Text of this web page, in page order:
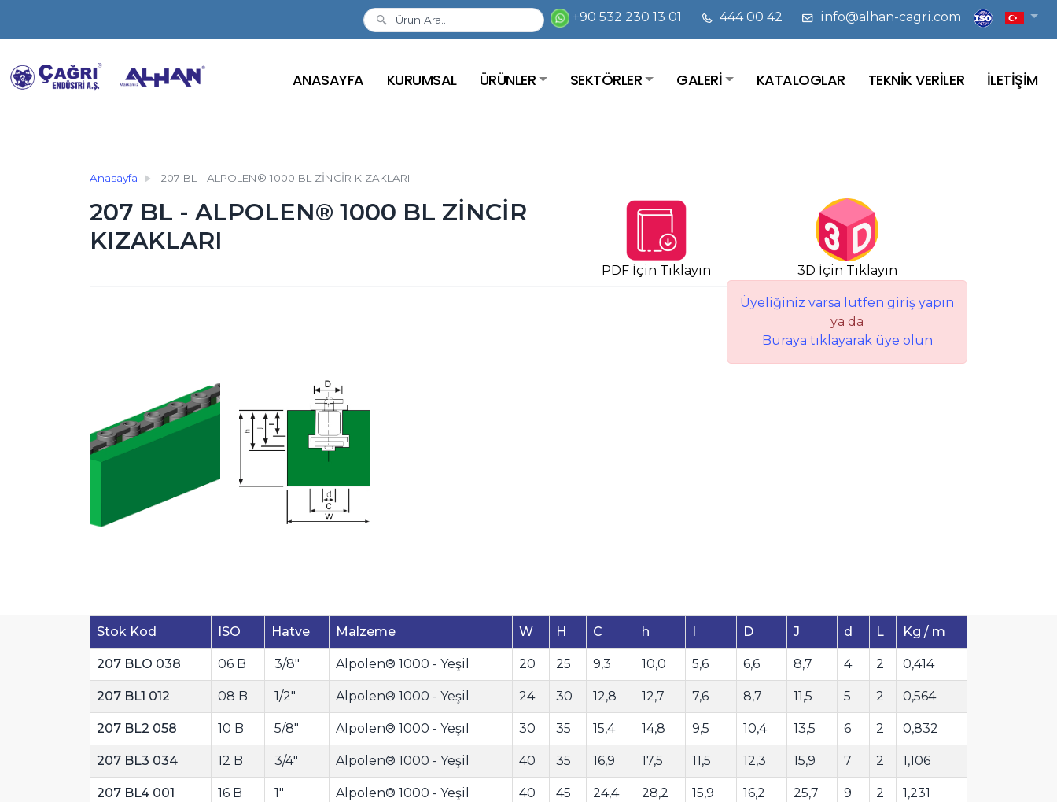
+90 532 230 13 01 444 00 42 info@alhan-cagri.com
ANASAYFA KURUMSAL ÜRÜNLER SEKTÖRLER GALERİ KATALOGLAR TEKNİK VERİLER İLETİŞİM
Anasayfa 207 BL - ALPOLEN® 1000 BL ZİNCİR KIZAKLARI
3D İçin Tıklayın
Üyeliğiniz varsa lütfen giriş yapın
ya da
Buraya tıklayarak üye olun
PDF İçin Tıklayın
207 BL - ALPOLEN® 1000 BL ZİNCİR
KIZAKLARI
Stok Kod ISO Hatve Malzeme W H C h D J d L Kg / m
207 BLO 038 06 B 3/8" Alpolen® 1000 - Yeşil 20 25 9,3 10,0 5,6 6,6 8,7 4 2 0,414
207 BL1 012 08 B 1/2" Alpolen® 1000 - Yeşil 24 30 12,8 12,7 7,6 8,7 11,5 5 2 0,564
207 BL2 058 10 B 5/8" Alpolen® 1000 - Yeşil 30 35 15,4 14,8 9,5 10,4 13,5 6 2 0,832
207 BL3 034 12 B 3/4" Alpolen® 1000 - Yeşil 40 35 16,9 17,5 11,5 12,3 15,9 7 2 1,106
207 BL4 001 16 B 1" Alpolen® 1000 - Yeşil 40 45 24,4 28,2 15,9 16,2 25,7 9 2 1,231